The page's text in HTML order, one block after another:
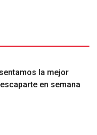
la mejor
en semana